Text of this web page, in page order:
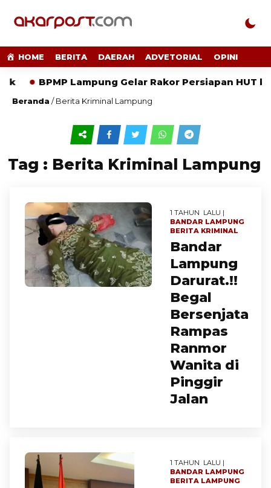
HOME BERITA DAERAH ADVETORIAL OPINI
BPMP Lampung Gelar Rakor Persiapan HUT ke-
Beranda /Berita Kriminal Lampung
Tag : Berita Kriminal Lampung
1 TAHUN LALU |
BANDAR LAMPUNG
BERITA KRIMINAL
Bandar
Lampung
Darurat.!!
Begal
Bersenjata
Rampas
Ranmor
Wanita di
Pinggir
Jalan
1 TAHUN LALU |
BANDAR LAMPUNG
BERITA LAMPUNG